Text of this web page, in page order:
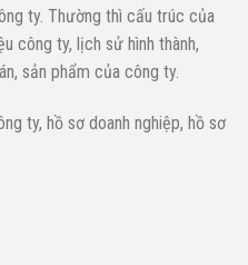
ty. Thường thì cấu trúc của
công ty, lịch sử hình thành,
sản phẩm của công ty.
ty, hồ sơ doanh nghiệp, hồ sơ